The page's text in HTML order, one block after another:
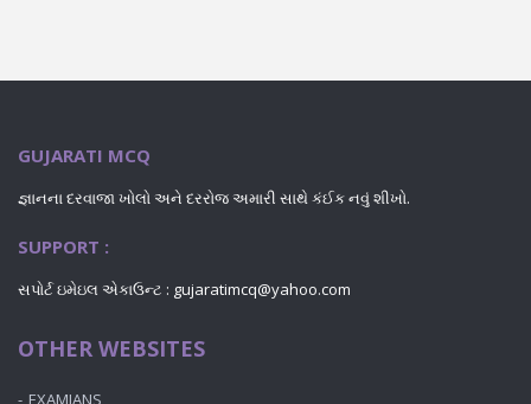
GUJARATI MCQ
જ્ઞાનના દરવાજા ખોલો અને દરરોજ અમારી સાથે કંઈક નવું શીખો.
SUPPORT :
સપોર્ટ ઇમેઇલ એકાઉન્ટ : gujaratimcq@yahoo.com
OTHER WEBSITES
EXAMIANS